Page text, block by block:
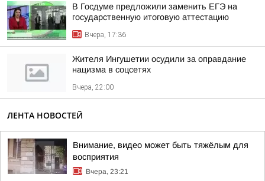
В Госдуме предложили заменить ЕГЭ на
государственную итоговую аттестацию
Вчера, 17:36
Жителя Ингушетии осудили за оправдание
нацизма в соцсетях
Вчера, 22:00
ЛЕНТА НОВОСТЕЙ
Внимание, видео может быть тяжёлым для
восприятия
Вчера, 23:21